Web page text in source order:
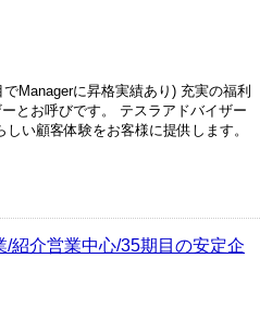
Managerに昇格実績あり) 充実の福利
とお呼びです。 テスラアドバイザー
い顧客体験をお客様に提供します。
/紹介営業中心/35期目の安定企